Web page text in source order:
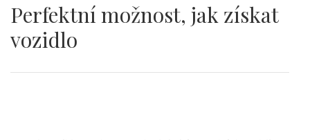
Perfektní možnost, jak získat
vozidlo